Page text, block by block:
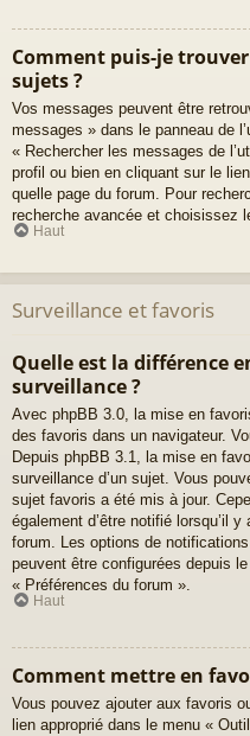
Comment puis-je
sujets ?
Vos messages peuvent être
messages » dans le panneau de
« Rechercher les messages de
profil ou bien en cliquant sur le
quelle page du forum. Pour
recherche avancée et choisissez
Haut
Surveillance et favoris
Quelle est la différence
surveillance ?
Avec phpBB 3.0, la mise en
des favoris dans un navigateur.
Depuis phpBB 3.1, la mise en
surveillance d’un sujet. Vous
sujet favoris a été mis à jour.
également d’être notifié lorsqu’il
forum. Les options de
peuvent être configurées depuis
« Préférences du forum ».
Haut
Comment mettre en
Vous pouvez ajouter aux favoris
lien approprié dans le menu «